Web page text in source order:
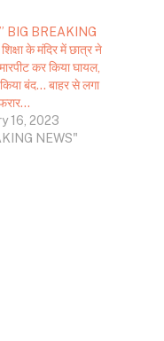
BIG BREAKING
के मंदिर में छात्र ने
कर किया घायल,
बंद… बाहर से लगा
16, 2023
NEWS"